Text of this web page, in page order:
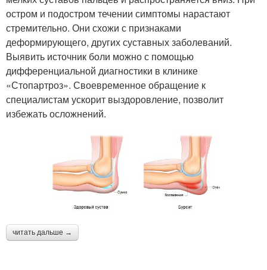
остром и подостром течении симптомы нарастают
стремительно. Они схожи с признаками
деформирующего, других суставных заболеваний.
Выявить источник боли можно с помощью
дифференциальной диагностики в клинике
«Стопартроз». Своевременное обращение к
специалистам ускорит выздоровление, позволит
избежать осложнений.
читать дальше →